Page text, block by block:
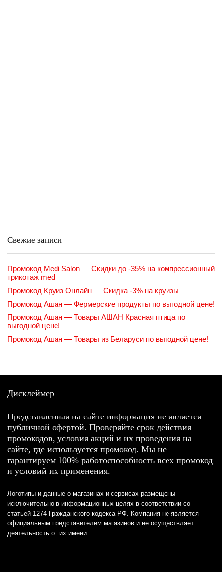
Свежие записи
Промокод Medi Salon — Скидки до -35% на компрессионный
трикотаж medi
Промокод Круиз Онлайн — Скидка -3% на круизы
Промокод Ашан — Фермерские продукты по выгодной цене!
Промокод Ашан — Товары АШАН Красная птица по
выгодной цене!
Промокод Ашан — Товары из Беларуси по выгодной цене!
Дисклеймер
Представленная на сайте информация не является
публичной офертой. Проверяйте срок действия
промокодов, условия акций и их проведения на
сайте, где используется промокод. Мы не
гарантируем 100% работоспособность всех промокод
и условий их применения.
Логотипы и данные о магазинах и сервисах размещены
исключительно в информационных целях в соответствии со
статьей 1274 Гражданского кодекса РФ. Компания не является
официальным представителем магазинов и не осуществляет
деятельность от их имени.